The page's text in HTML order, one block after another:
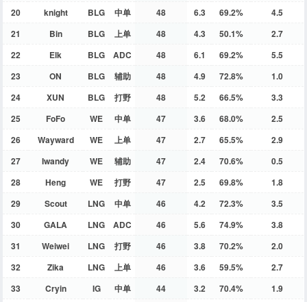
20
knight BLG 中单 48 6.3 69.2%
4.5
21
Bin BLG 上单 48 4.3 50.1%
2.7
22
Elk BLG ADC 48 6.1 69.2%
5.5
23
ON BLG 辅助 48 4.9 72.8%
1.0
24
XUN BLG 打野 48 5.2 66.5%
3.3
25
FoFo WE 中单 47 3.6 68.0%
2.5
26
Wayward WE 上单 47 2.7 65.5%
2.9
27
Iwandy WE 辅助 47 2.4 70.6%
0.5
28
Heng WE 打野 47 2.5 69.8%
1.8
29
Scout LNG 中单 46 4.2 72.3%
3.5
30
GALA LNG ADC 46 5.6 74.9%
3.8
31
Weiwei LNG 打野 46 3.8 70.2%
2.0
32
Zika LNG 上单 46 3.6 59.5%
2.7
33
Cryin IG 中单 44 3.2 70.4%
1.9